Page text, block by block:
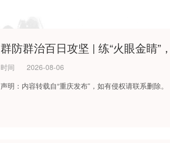
群防群治百日攻坚 | 练“火眼金睛”
时间
2026-08-06
声明：内容转载自“重庆发布”，如有侵权请联系删除。